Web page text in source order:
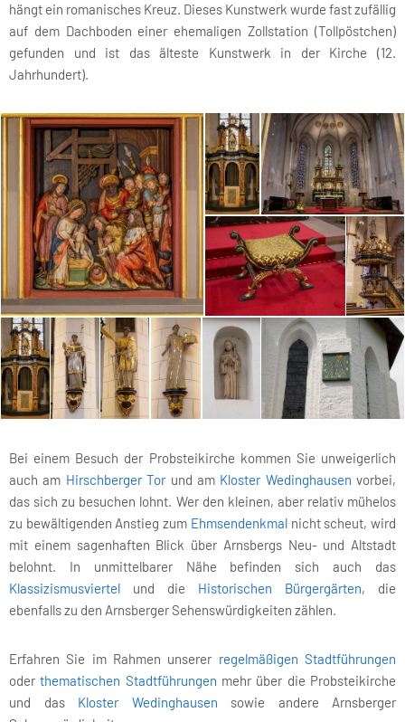
hängt ein romanisches Kreuz. Dieses Kunstwerk wurde fast zufällig
auf dem Dachboden einer ehemaligen Zollstation (Tollpöstchen)
gefunden und ist das älteste Kunstwerk in der Kirche (12.
Jahrhundert).
Bei einem Besuch der Probsteikirche kommen Sie unweigerlich
auch am Hirschberger Torund am Kloster Wedinghausen vorbei,
das sich zu besuchen lohnt. Wer den kleinen, aber relativ mühelos
zu bewältigenden Anstieg zum Ehmsendenkmalnicht scheut, wird
mit einem sagenhaften Blick über Arnsbergs Neu- und Altstadt
belohnt. In unmittelbarer Nähe befinden sich auch das
Klassizismusviertel und die Historischen Bürgergärten, die
ebenfalls zu den Arnsberger Sehenswürdigkeiten zählen.
Erfahren Sie im Rahmen unserer regelmäßigen Stadtführungen
oderthematischen Stadtführungen mehr über die Probsteikirche
und das Kloster Wedinghausen sowie andere Arnsberger